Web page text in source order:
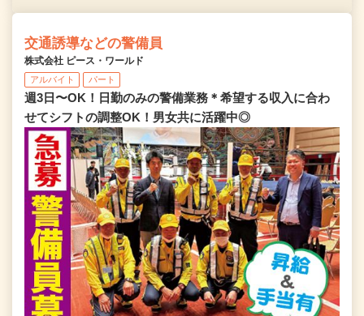
交通誘導などの警備員
株式会社 ピース・ワールド
アルバイト パート
週3日〜OK！日勤のみの警備業務＊希望する収入に合わ
せてシフトの調整OK！男女共に活躍中◎